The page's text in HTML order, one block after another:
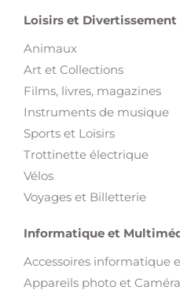
Loisirs et Divertissement
Animaux
Art et Collections
Films, livres, magazines
Instruments de musique
Sports et Loisirs
Trottinette électrique
Vélos
Voyages et Billetterie
Informatique et
Accessoires informatique
Appareils photo et